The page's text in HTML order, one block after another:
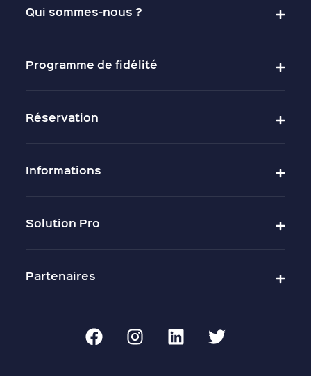
Qui sommes-nous ?
Programme de fidélité
Réservation
Informations
Solution Pro
Partenaires